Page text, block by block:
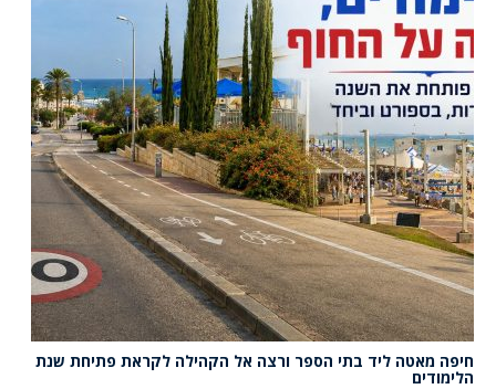
חיפה מאטה ליד בתי הספר ורצה אל הקהילה לקראת פתיחת שנת
הלימודים